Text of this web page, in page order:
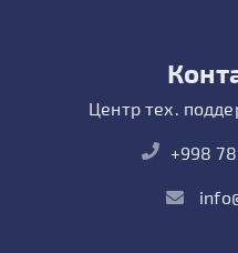
Центр тех.
+998